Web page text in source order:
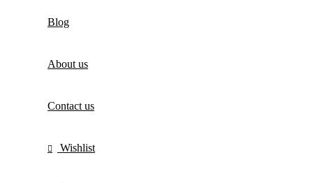
Blog
About us
Contact us
Wishlist